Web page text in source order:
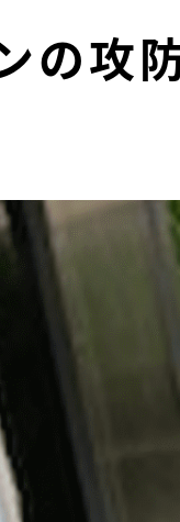
の攻